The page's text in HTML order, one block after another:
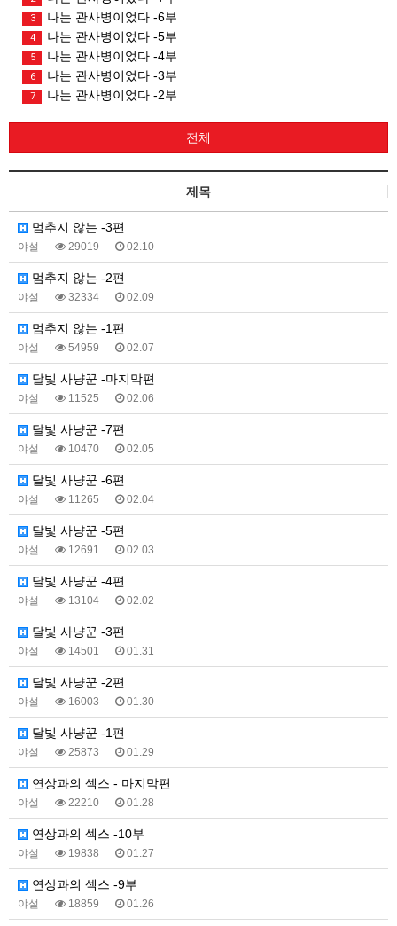
3 나는 관사병이었다 -6부
4 나는 관사병이었다 -5부
5 나는 관사병이었다 -4부
6 나는 관사병이었다 -3부
7 나는 관사병이었다 -2부
전체
제목
멈추지 않는 -3편
야설 29019 02.10
멈추지 않는 -2편
야설 32334 02.09
멈추지 않는 -1편
야설 54959 02.07
달빛 사냥꾼 -마지막편
야설 11525 02.06
달빛 사냥꾼 -7편
야설 10470 02.05
달빛 사냥꾼 -6편
야설 11265 02.04
달빛 사냥꾼 -5편
야설 12691 02.03
달빛 사냥꾼 -4편
야설 13104 02.02
달빛 사냥꾼 -3편
야설 14501 01.31
달빛 사냥꾼 -2편
야설 16003 01.30
달빛 사냥꾼 -1편
야설 25873 01.29
연상과의 섹스 - 마지막편
야설 22210 01.28
연상과의 섹스 -10부
야설 19838 01.27
연상과의 섹스 -9부
야설 18859 01.26